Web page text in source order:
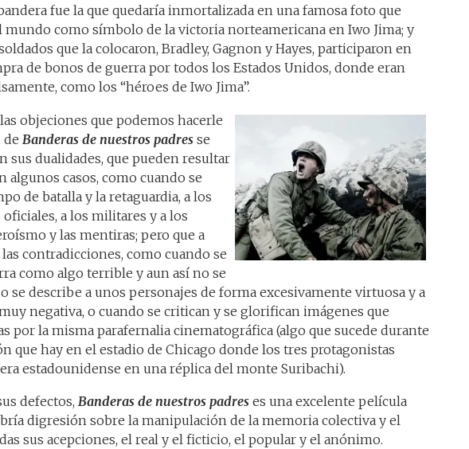
fue la que quedaría inmortalizada en una famosa foto que
mundo como símbolo de la victoria norteamericana en Iwo Jima; y
que la colocaron, Bradley, Gagnon y Hayes, participaron en
de bonos de guerra por todos los Estados Unidos, donde eran
como los “héroes de Iwo Jima”.
objeciones que podemos hacerle
de Banderas de nuestros padres se
sus dualidades, que pueden resultar
algunos casos, como cuando se
de batalla y la retaguardia, a los
oficiales, a los militares y a los
y las mentiras; pero que a
contradicciones, como cuando se
como algo terrible y aun así no se
se describe a unos personajes de forma excesivamente virtuosa y a
negativa, o cuando se critican y se glorifican imágenes que
por la misma parafernalia cinematográfica (algo que sucede durante
que hay en el estadio de Chicago donde los tres protagonistas
estadounidense en una réplica del monte Suribachi).
defectos, Banderas de nuestros padres es una excelente película
digresión sobre la manipulación de la memoria colectiva y el
sus acepciones, el real y el ficticio, el popular y el anónimo.